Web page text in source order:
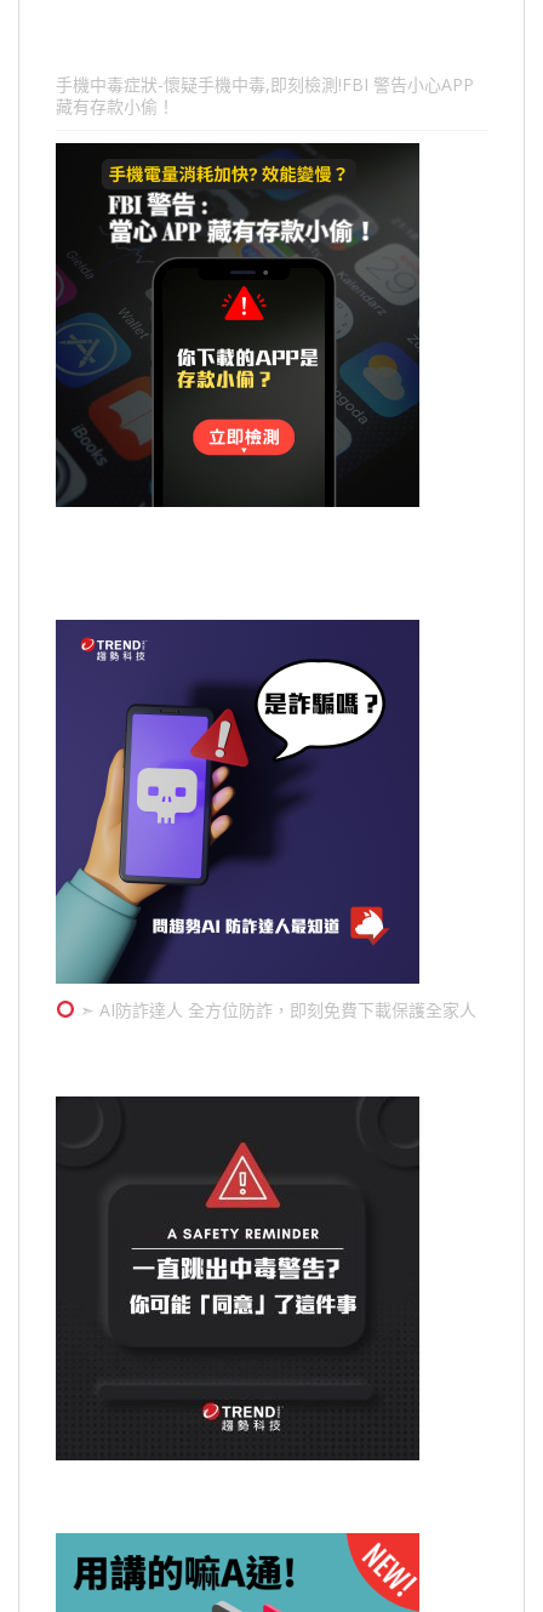
手機中毒症狀-懷疑手機中毒,即刻檢測!FBI 警告小心APP
藏有存款小偷！
➣ AI防詐達人 全方位防詐，即刻免費下載保護全家人